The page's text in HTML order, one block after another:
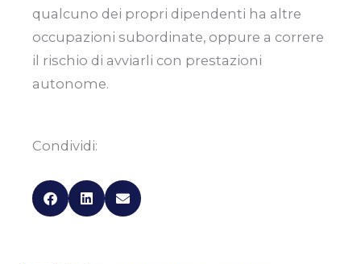
qualcuno dei propri dipendenti ha altre
occupazioni subordinate, oppure a correre
il rischio di avviarli con prestazioni
autonome.
Condividi: